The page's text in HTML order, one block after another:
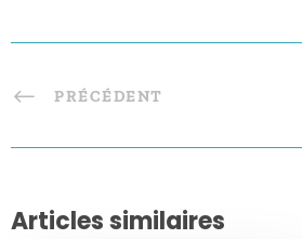
PRÉCÉDENT
Articles similaires